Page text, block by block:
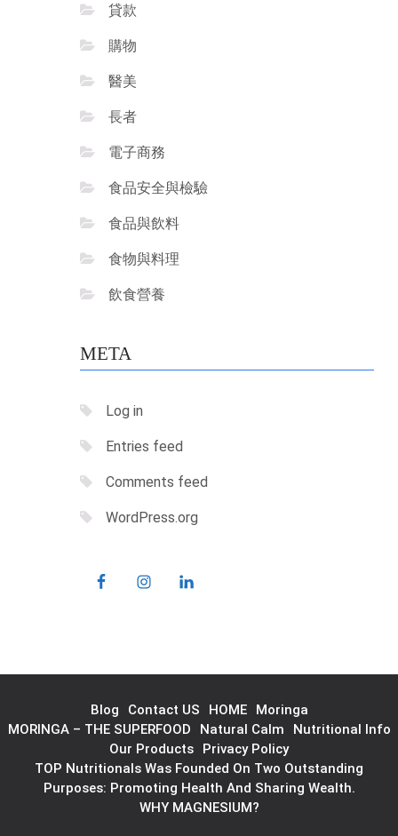
貸款
購物
醫美
長者
電子商務
食品安全與檢驗
食品與飲料
食物與料理
飲食營養
META
Log in
Entries feed
Comments feed
WordPress.org
Blog Contact US HOME
Moringa
MORINGA – THE SUPERFOOD
Natural Calm
Nutritional Info
Our Products
Privacy Policy
TOP Nutritionals Was Founded On Two Outstanding
Purposes: Promoting Health And Sharing Wealth.
WHY MAGNESIUM?